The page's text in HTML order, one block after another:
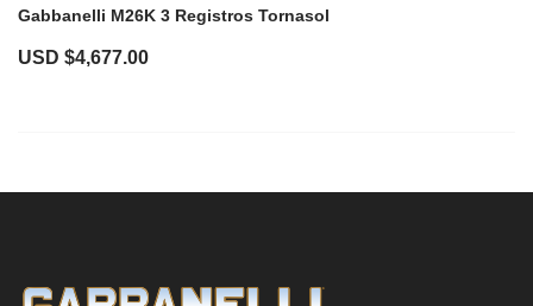
Gabbanelli M26K 3 Registros Tornasol
USD $4,677.00